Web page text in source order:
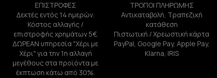
ΕΠΙΣΤΡΟΦΕΣ
Δεκτές εντός 14 ημερών.
Κόστος αλλαγής /
επιστροφής χρημάτων 5€.
ΔΩΡΕΑΝ υπηρεσία "Χέρι με
Χέρι" για την 1η αλλαγή
μεγέθους στα προϊόντα με
έκπτωση κάτω από 30%.
ΤΡΟΠΟΙ ΠΛΗΡΩΜΗΣ
Αντικαταβολή, Τραπεζική
κατάθεση
Πιστωτική / Χρεωστική κάρτα
PayPal, Google Pay, Apple Pay,
Klarna, IRIS